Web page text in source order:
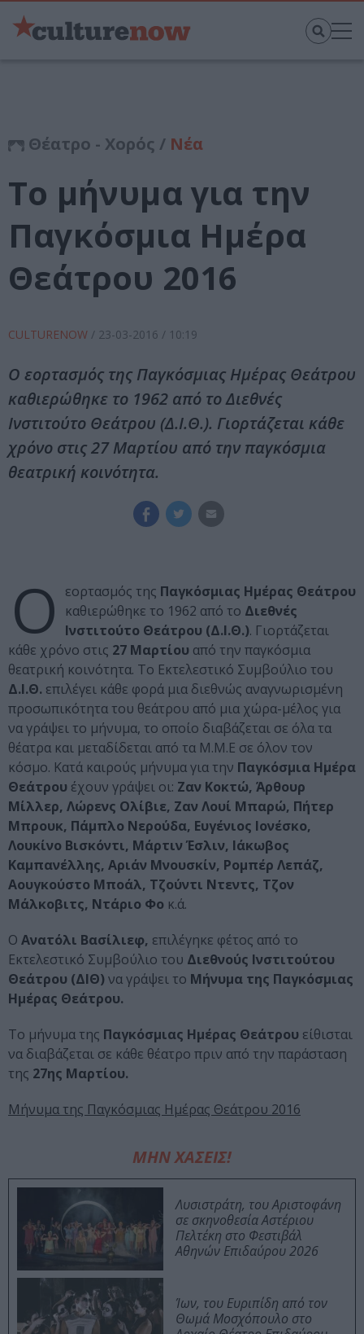
Θέατρο - Χορός / Νέα
Το μήνυμα για την
Παγκόσμια Ημέρα
Θεάτρου 2016
CULTURENOW / 23-03-2016 / 10:19
Ο εορτασμός της Παγκόσμιας Ημέρας Θεάτρου
καθιερώθηκε το 1962 από το Διεθνές
Ινστιτούτο Θεάτρου (Δ.Ι.Θ.). Γιορτάζεται κάθε
χρόνο στις 27 Μαρτίου από την παγκόσμια
θεατρική κοινότητα.
Ο εορτασμός της Παγκόσμιας Ημέρας Θεάτρου
καθιερώθηκε το 1962 από το Διεθνές
Ινστιτούτο Θεάτρου (Δ.Ι.Θ.). Γιορτάζεται
κάθε χρόνο στις 27 Μαρτίου από την παγκόσμια
θεατρική κοινότητα. Το Εκτελεστικό Συμβούλιο του
Δ.Ι.Θ. επιλέγει κάθε φορά μια διεθνώς αναγνωρισμένη
προσωπικότητα του θεάτρου από μια χώρα-μέλος για
να γράψει το μήνυμα, το οποίο διαβάζεται σε όλα τα
θέατρα και μεταδίδεται από τα Μ.Μ.Ε σε όλον τον
κόσμο. Κατά καιρούς μήνυμα για την Παγκόσμια Ημέρα
Θεάτρου έχουν γράψει οι: Ζαν Κοκτώ, Άρθουρ
Μίλλερ, Λώρενς Ολίβιε, Ζαν Λουί Μπαρώ, Πήτερ
Μπρουκ, Πάμπλο Νερούδα, Ευγένιος Ιονέσκο,
Λουκίνο Βισκόντι, Μάρτιν Έσλιν, Ιάκωβος
Καμπανέλλης, Αριάν Μνουσκίν, Ρομπέρ Λεπάζ,
Αουγκούστο Μποάλ, Τζούντι Ντεντς, Τζον
Μάλκοβιτς, Ντάριο Φο κ.ά.
Ο Ανατόλι Βασίλιεφ, επιλέγηκε φέτος από το
Εκτελεστικό Συμβούλιο του Διεθνούς Ινστιτούτου
Θεάτρου (ΔΙΘ) να γράψει το Μήνυμα της Παγκόσμιας
Ημέρας Θεάτρου.
Το μήνυμα της Παγκόσμιας Ημέρας Θεάτρου είθισται
να διαβάζεται σε κάθε θέατρο πριν από την παράσταση
της 27ης Μαρτίου.
Μήνυμα της Παγκόσμιας Ημέρας Θεάτρου 2016
ΜΗΝ ΧΑΣΕΙΣ!
Λυσιστράτη, του Αριστοφάνη
σε σκηνοθεσία Αστέριου
Πελτέκη στο Φεστιβάλ
Αθηνών Επιδαύρου 2026
Ίων, του Ευριπίδη από τον
Θωμά Μοσχόπουλο στο